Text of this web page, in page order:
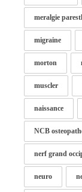
meralgie
migraine
morton
muscler
naissance
NCB
nerf grand
neuro